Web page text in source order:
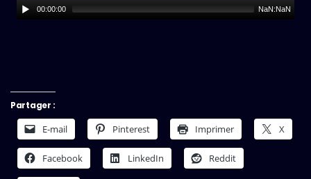
00:00:00 NaN:NaN
Partager :
E-mail Pinterest Imprimer X
Facebook LinkedIn Reddit